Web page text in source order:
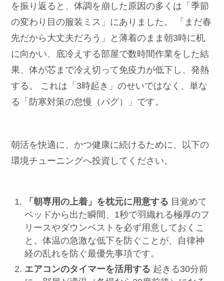
を振り返ると、体調を崩した原因の多くは「季節
の変わり目の服装ミス」にありました。 「まだ春
先だから大丈夫だろう」と薄着のまま朝3時に机
に向かい、底冷えする部屋で数時間作業をした結
果、体が芯まで冷え切って免疫力が低下し、発熱
する。 これは「3時起き」のせいではなく、単な
る「防寒対策の怠慢（バグ）」です。
朝活を快適に、かつ健康に続けるために、以下の
環境チューニングへ投資してください。
「朝専用の上着」を枕元に用意する 目覚めて
ベッドから出た瞬間、1秒で羽織れる極厚のフ
リースやダウンベストを必ず用意しておくこ
と。体温の急激な低下を防ぐことが、自律神
経の乱れを防ぐ最優先事項です。
エアコンのタイマーを活用する 起きる30分前